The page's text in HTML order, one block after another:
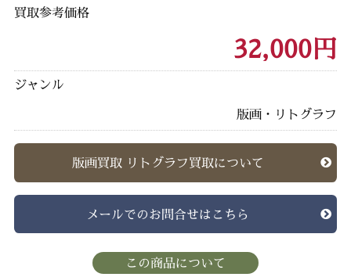
買取参考価格
32,000円
ジャンル
版画・リトグラフ
版画買取 リトグラフ買取について
メールでのお問合せはこちら
この商品について